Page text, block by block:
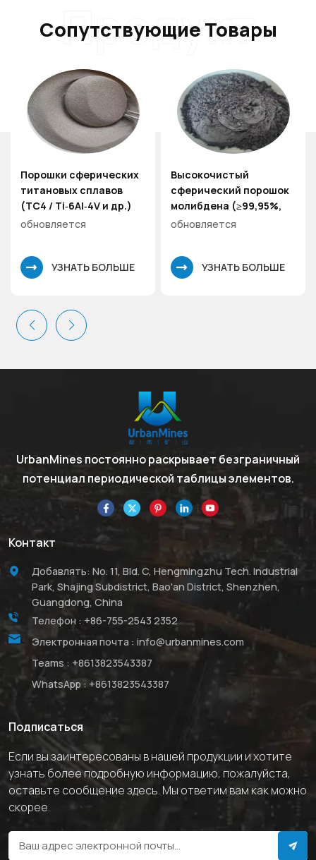
Сопутствующие Товары
Продукт
Порошки сферических
титановых сплавов
(TC4 / Ti‑6Al‑4V и др.)
обновляется
УЗНАТЬ БОЛЬШЕ
Высокочистый
сферический порошок
молибдена (≥99,95%,
низкое содержание
обновляется
УЗНАТЬ БОЛЬШЕ
UrbanMines постоянно раскрывает безграничный
потенциал периодической таблицы элементов.
Контакт
Добавлять: No. 11, Bld. C, Hengmingzhu Tech. Industrial
Park, Shajing Subdistrict, Bao'an District, Shenzhen,
Guangdong, China
Телефон : +86-755-2543 2352
Электронная почта : info@urbanmines.com
Teams : +8613823543387
WhatsApp : +8613823543387
Подписаться
Если вы заинтересованы в нашей продукции и хотите
узнать более подробную информацию, пожалуйста,
оставьте сообщение здесь. Мы ответим вам как можно
скорее.